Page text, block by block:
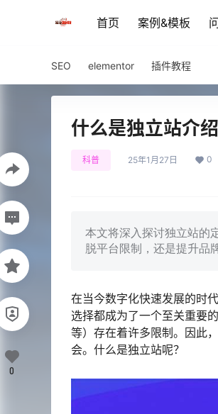
首页 案例&模板
SEO elementor 插件教程
什么是独立站介
科普 25年1月27日 0
本文将深入探讨独立站的
脱平台限制，还是提升品
在当今数字化快速发展的时
选择都成为了一个至关重要
等）存在着许多限制。因此
会。什么是独立站呢？
0